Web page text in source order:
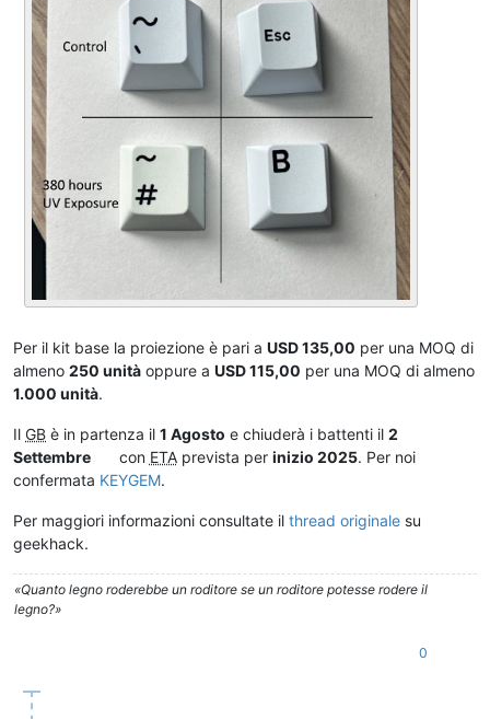
Per il kit base la proiezione è pari a USD 135,00 per una MOQ di
almeno 250 unità oppure a USD 115,00 per una MOQ di almeno
1.000 unità.
Il GB è in partenza il 1 Agosto e chiuderà i battenti il 2
Settembre
con ETAprevista per inizio 2025. Per noi
confermata KEYGEM.
Per maggiori informazioni consultate il thread originale su
geekhack.
«Quanto legno roderebbe un roditore se un roditore potesse rodere il
legno?»
0